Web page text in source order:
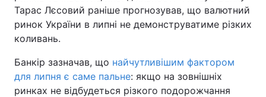
Тарас Лєсовий раніше прогнозував, що валютний
ринок України в липні не демонструватиме різких
коливань.
Банкір зазначав, що найчутливішим фактором
для липня є саме пальне: якщо на зовнішніх
ринках не відбудеться різкого подорожчання